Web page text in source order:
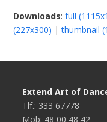
Downloads:full
(227x300) |thumbnail
Extend Art of
Tlf.: 333 67778
Mob: 48 00 48 42